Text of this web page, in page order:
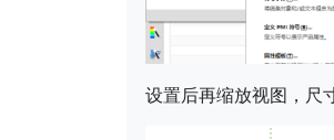
设置后再缩放视图，尺